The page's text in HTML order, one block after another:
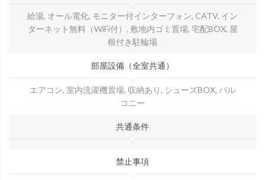
給湯, オール電化, モニター付インターフォン, CATV, イン
ターネット無料（WiFi付）, 敷地内ゴミ置場, 宅配BOX, 屋
根付き駐輪場
部屋設備（全室共通）
エアコン, 室内洗濯機置場, 収納あり, シューズBOX, バル
コニー
共通条件
禁止事項